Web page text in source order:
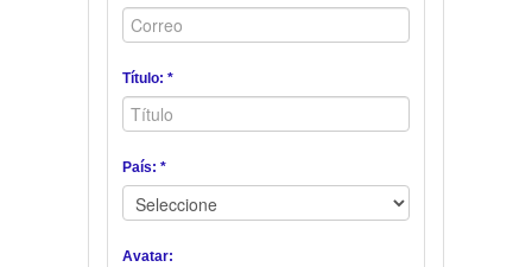
Título: *
País: *
Avatar: